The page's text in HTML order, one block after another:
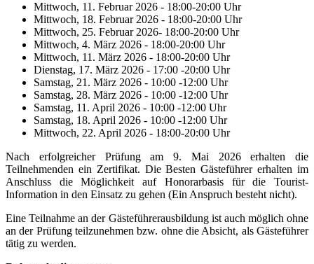
Mittwoch, 11. Februar 2026 - 18:00-20:00 Uhr
Mittwoch, 18. Februar 2026 - 18:00-20:00 Uhr
Mittwoch, 25. Februar 2026- 18:00-20:00 Uhr
Mittwoch, 4. März 2026 - 18:00-20:00 Uhr
Mittwoch, 11. März 2026 - 18:00-20:00 Uhr
Dienstag, 17. März 2026 - 17:00 -20:00 Uhr
Samstag, 21. März 2026 - 10:00 -12:00 Uhr
Samstag, 28. März 2026 - 10:00 -12:00 Uhr
Samstag, 11. April 2026 - 10:00 -12:00 Uhr
Samstag, 18. April 2026 - 10:00 -12:00 Uhr
Mittwoch, 22. April 2026 - 18:00-20:00 Uhr
Nach erfolgreicher Prüfung am 9. Mai 2026 erhalten die
Teilnehmenden ein Zertifikat. Die Besten Gästeführer erhalten im
Anschluss die Möglichkeit auf Honorarbasis für die Tourist-
Information in den Einsatz zu gehen (Ein Anspruch besteht nicht).
Eine Teilnahme an der Gästeführerausbildung ist auch möglich ohne
an der Prüfung teilzunehmen bzw. ohne die Absicht, als Gästeführer
tätig zu werden.